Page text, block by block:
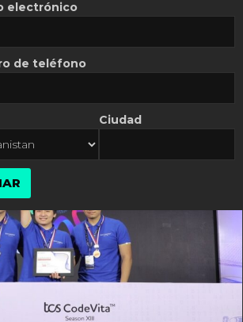
FLASH NEWS
de Mercado Libre por costos
10 MARZO, 2026
electrónico
de teléfono
Ciudad